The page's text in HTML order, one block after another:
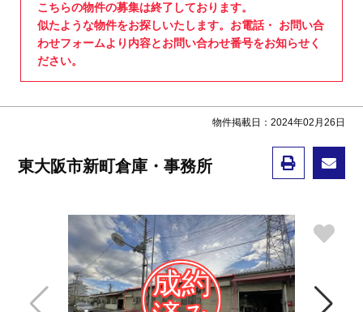
こちらの物件の募集は終了しております。
似たような物件をお探しいたします。お電話・ お問い合
わせフォームより内容とお問い合わせ番号をお知らせく
ださい。
物件掲載日：2024年02月26日
東大阪市新町倉庫・事務所